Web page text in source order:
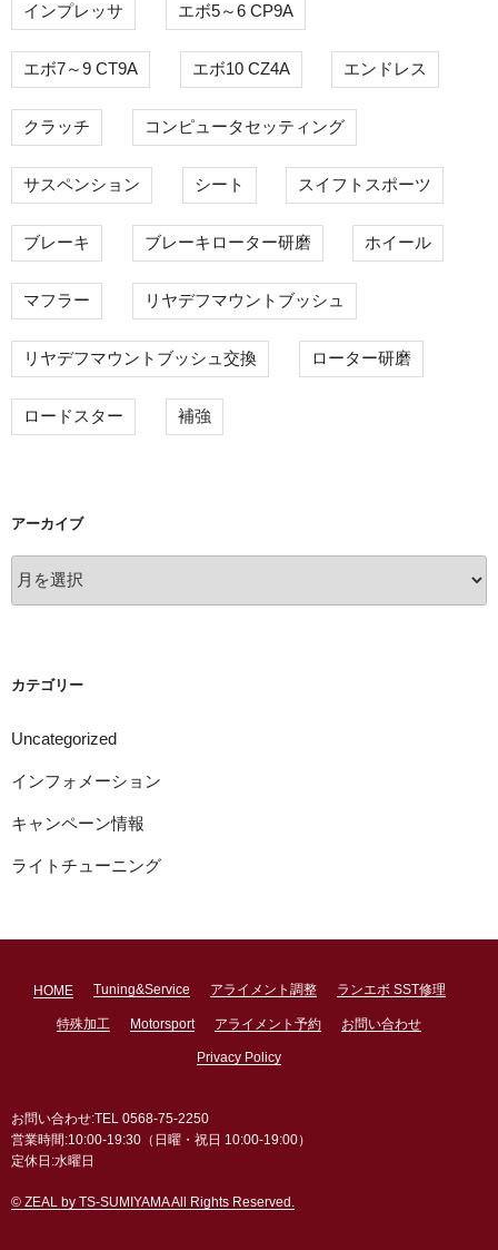
インプレッサ エボ5～6 CP9A
エボ7～9 CT9A エボ10 CZ4A エンドレス
クラッチ コンピュータセッティング
サスペンション シート スイフトスポーツ
ブレーキ ブレーキローター研磨 ホイール
マフラー リヤデフマウントブッシュ
リヤデフマウントブッシュ交換 ローター研磨
ロードスター 補強
アーカイブ
ー
カテゴリー
Uncategorized
インフォメーション
キャンペーン情報
ライトチューニング
HOME Tuning&Service アライメント調整 ランエボ SST修理
特殊加工 Motorsport アライメント予約 お問い合わせ
Privacy Policy
お問い合わせ:TEL 0568-75-2250
営業時間:10:00-19:30（日曜・祝日 10:00-19:00）
定休日:水曜日
© ZEAL by TS-SUMIYAMA All Rights Reserved.